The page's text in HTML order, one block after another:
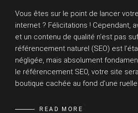
Vous êtes sur le point de lancer
internet ? Félicitations ! Cependant,
et un contenu de qualité n’est pas
référencement naturel (SEO) est
négligée, mais absolument
le référencement SEO, votre site
boutique cachée au fond d’une ruelle
READ MORE